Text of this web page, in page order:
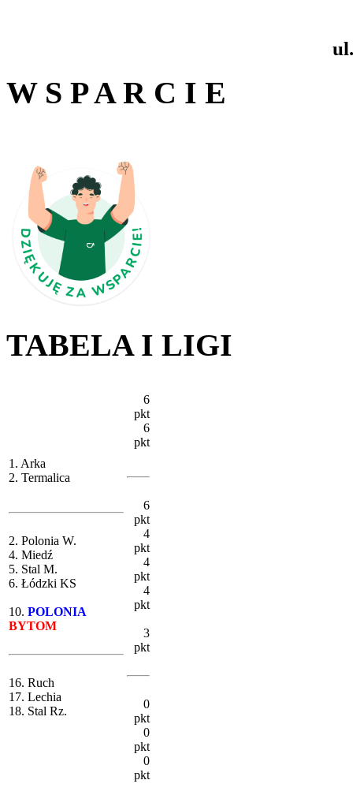
W S P A R C I E
TABELA I LIGI
1. Arka
2. Termalica
2. Polonia W.
4. Miedź
5. Stal M.
6. Łódzki KS
10. POLONIA
BYTOM
16. Ruch
17. Lechia
18. Stal Rz.
6
pkt
6
pkt
6
pkt
4
pkt
4
pkt
4
pkt
3
pkt
0
pkt
0
pkt
0
pkt